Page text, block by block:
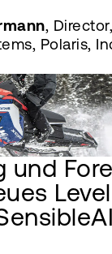
,
Polaris,
und